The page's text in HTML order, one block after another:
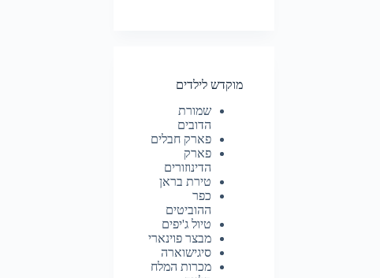
מוקדש לילדים
שמורת
הדובים
פארק חבלים
פארק
הדינוזורים
טירת בראן
כפר
ההוביטים
טיול ג'יפים
מבצר פוינארי
סיגישוארה
מכרות המלח